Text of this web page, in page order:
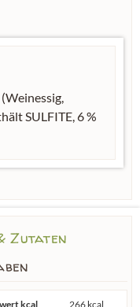
SULFITE, 6 %
Zutaten
kcal 266 kcal